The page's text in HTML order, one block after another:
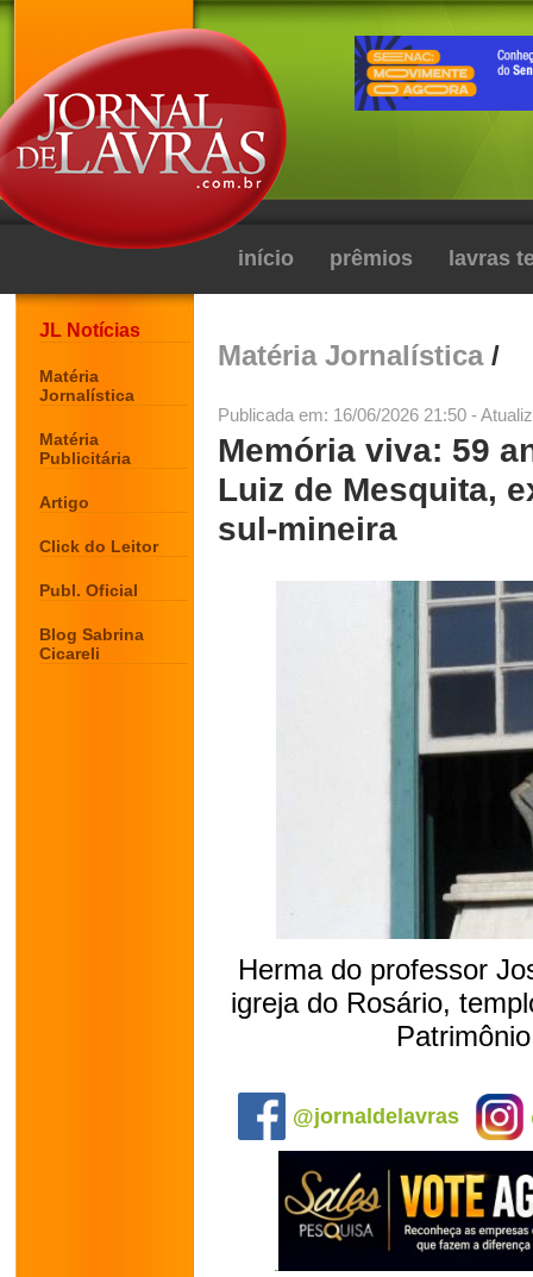
início prêmios lavras
JL Notícias
Matéria
Jornalística
Matéria
Publicitária
Artigo
Click do Leitor
Publ. Oficial
Blog Sabrina
Cicareli
Matéria Jornalística/
Publicada em: 16/06/2026 21:50 -
Memória viva: 59
Luiz de Mesquita,
sul-mineira
Herma do professor
igreja do Rosário,
@jornaldelavras